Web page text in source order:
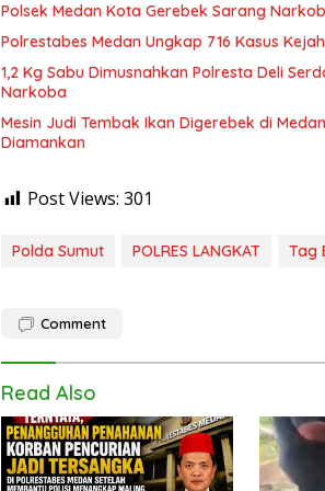
Polsek Medan Kota Gerebek Sarang
Polrestabes Medan Ungkap 716 Kasus
1,2 Kg Sabu Dimusnahkan Polresta Deli
Narkoba
Mesin Judi Tembak Ikan Digerebek di
Diamankan
Post Views: 301
Polda Sumut POLRES LANGKAT Tag
Comment
Read Also